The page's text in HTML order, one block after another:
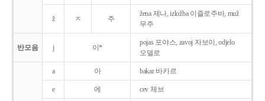
ž ㅈ 주
žena 제나, izložba 이즐로주바, muž
무주
반모음 j 이*
pojas 포야스, zavoj 자보이, odjelo
오델로
a 아 bakar 바카르
e 에 cev 체브